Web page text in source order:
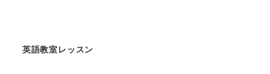
英語教室レッスン